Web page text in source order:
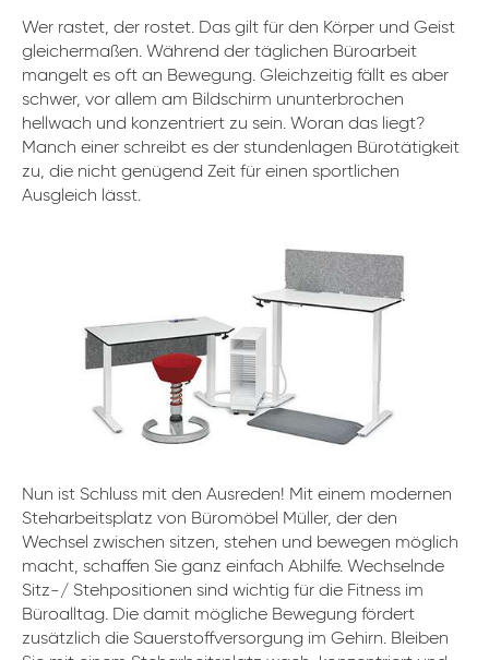
Wer rastet, der rostet. Das gilt für den Körper und Geist
gleichermaßen. Während der täglichen Büroarbeit
mangelt es oft an Bewegung. Gleichzeitig fällt es aber
schwer, vor allem am Bildschirm ununterbrochen
hellwach und konzentriert zu sein. Woran das liegt?
Manch einer schreibt es der stundenlagen Bürotätigkeit
zu, die nicht genügend Zeit für einen sportlichen
Ausgleich lässt.
Nun ist Schluss mit den Ausreden! Mit einem modernen
Steharbeitsplatz von Büromöbel Müller, der den
Wechsel zwischen sitzen, stehen und bewegen möglich
macht, schaffen Sie ganz einfach Abhilfe. Wechselnde
Sitz-/ Stehpositionen sind wichtig für die Fitness im
Büroalltag. Die damit mögliche Bewegung fördert
zusätzlich die Sauerstoffversorgung im Gehirn. Bleiben